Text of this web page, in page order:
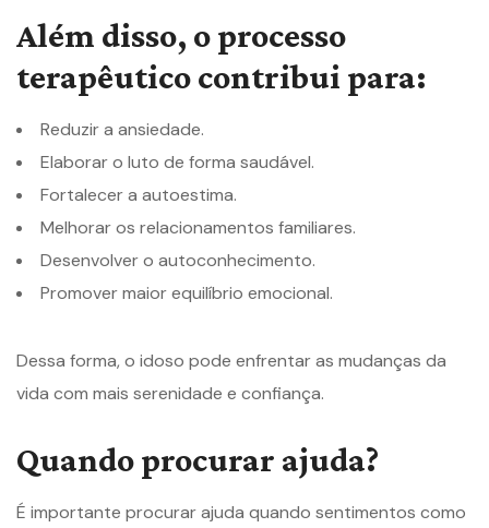
Além disso, o processo
terapêutico contribui para:
Reduzir a ansiedade.
Elaborar o luto de forma saudável.
Fortalecer a autoestima.
Melhorar os relacionamentos familiares.
Desenvolver o autoconhecimento.
Promover maior equilíbrio emocional.
Dessa forma, o idoso pode enfrentar as mudanças da
vida com mais serenidade e confiança.
Quando procurar ajuda?
É importante procurar ajuda quando sentimentos como